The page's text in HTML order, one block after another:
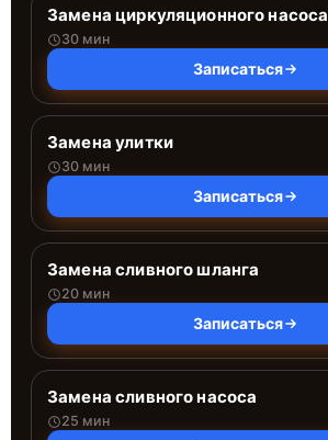
Замена циркуляционного насоса
30 мин
Записаться
Замена улитки
30 мин
Записаться
Замена сливного шланга
20 мин
Записаться
Замена сливного насоса
25 мин